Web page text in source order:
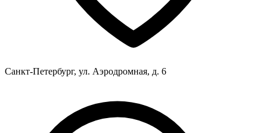
Санкт-Петербург, ул. Аэродромная, д. 6